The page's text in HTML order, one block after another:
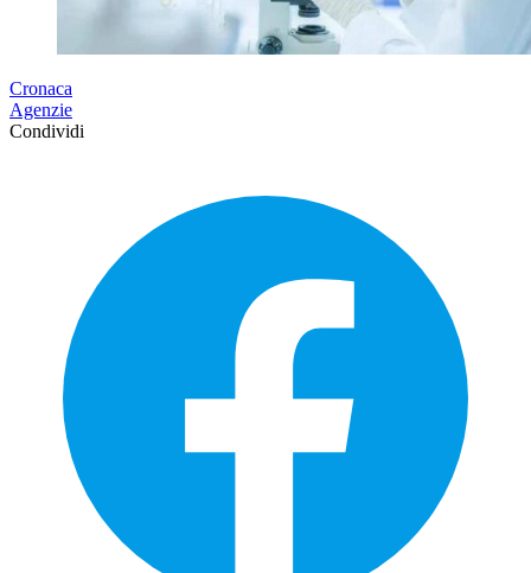
Cronaca
Agenzie
Condividi